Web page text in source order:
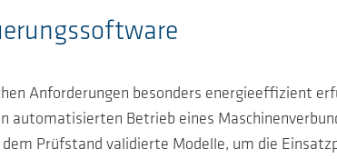
Anforderungen besonders energieeffizient
automatisierten Betrieb eines
Prüfstand validierte Modelle, um die